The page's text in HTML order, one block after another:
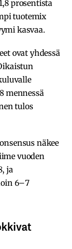
prosentista
tuotemix
kasvaa.
ovat yhdessä
mennessä
tulos
näkee
vuoden
ja
6–7